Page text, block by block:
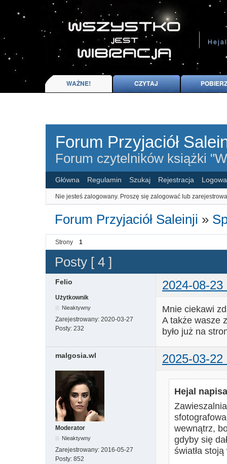
Forum Przyjaciół
Forum czytelników książki
Główna Regulamin Szukaj Rejestracja
Nie jesteś zalogowany. Proszę się zalogować lub
Forum Przyjaciół Saleinji »
Strony 1
Posty [ 4 ]
Felio 2024-08-23
Użytkownik
Nieaktywny
Zarejestrowany: 2020-03-27
Posty: 232
Mnie ciekawi
A także wasze
było już na
malgosia.wl 2025-03-22
Moderator
Nieaktywny
Zarejestrowany: 2016-05-27
Posty: 852
Hejal
wewnątrz,
gdyby się
światła